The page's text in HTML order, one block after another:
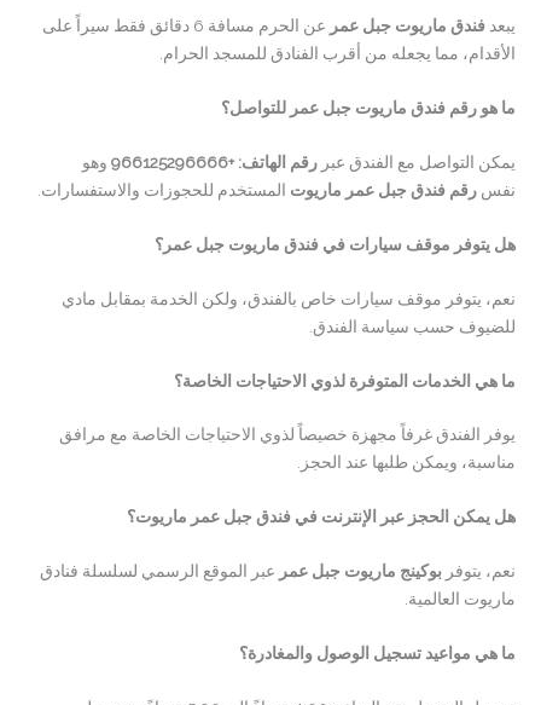
يبعدفندق ماريوت جبل عمر
عن الحرم مسافة 6 دقائق فقط سيراً على
الأقدام، مما يجعله من أقرب الفنادق للمسجد الحرام.
ما هو رقم فندق ماريوت جبل عمر للتواصل؟
يمكن التواصل مع الفندق عبررقم الهاتف: +966125296666
وهو
نفسرقم فندق جبل عمر ماريوت المستخدم للحجوزات والاستفسارات.
هل يتوفر موقف سيارات في فندق ماريوت جبل عمر؟
نعم، يتوفر موقف سيارات خاص بالفندق، ولكن الخدمة بمقابل مادي
للضيوف حسب سياسة الفندق.
ما هي الخدمات المتوفرة لذوي الاحتياجات الخاصة؟
يوفر الفندق غرفاً مجهزة خصيصاً لذوي الاحتياجات الخاصة مع مرافق
مناسبة، ويمكن طلبها عند الحجز.
هل يمكن الحجز عبر الإنترنت في فندق جبل عمر ماريوت؟
نعم، يتوفربوكينج ماريوت جبل عمر عبر الموقع الرسمي لسلسلة فنادق
ماريوت العالمية.
ما هي مواعيد تسجيل الوصول والمغادرة؟